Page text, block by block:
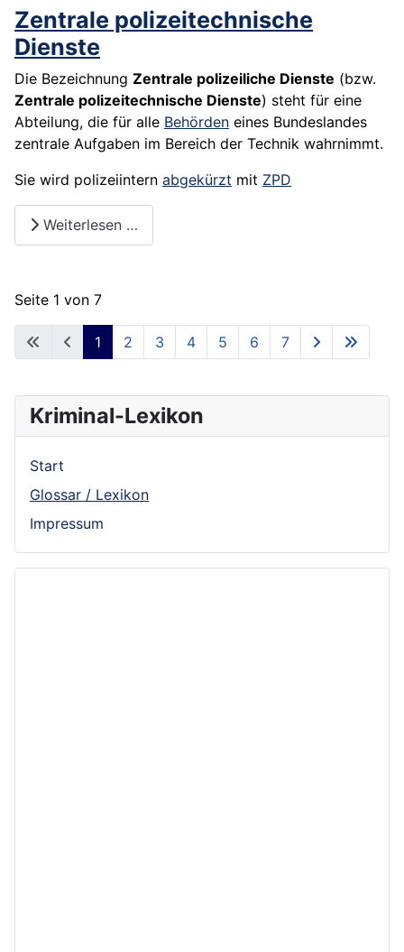
Zentrale polizeitechnische
Dienste
Die Bezeichnung Zentrale polizeiliche Dienste (bzw.
Zentrale polizeitechnische Dienste) steht für eine
Abteilung, die für alle Behörden eines Bundeslandes
zentrale Aufgaben im Bereich der Technik wahrnimmt.
Sie wird polizeiintern abgekürzt mit ZPD
Weiterlesen …
Seite 1 von 7
1 2 3 4 5 6 7
Kriminal-Lexikon
Start
Glossar / Lexikon
Impressum